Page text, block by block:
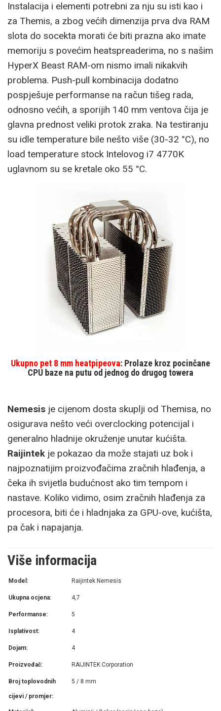
Instalacija i elementi potrebni za nju su isti kao i
za Themis, a zbog većih dimenzija prva dva RAM
slota do socekta morati će biti prazna ako imate
memoriju s povećim heatspreaderima, no s našim
HyperX Beast RAM-om nismo imali nikakvih
problema. Push-pull kombinacija dodatno
pospješuje performanse na račun tišeg rada,
odnosno većih, a sporijih 140 mm ventova čija je
glavna prednost veliki protok zraka. Na testiranju
su idle temperature bile nešto više (30-32 °C), no
load temperature stock Intelovog i7 4770K
uglavnom su se kretale oko 55 °C.
Ukupno pet 8 mm heatpipeova: Prolaze kroz pocinčane
CPU baze na putu od jednog do drugog towera
Nemesis je cijenom dosta skuplji od Themisa, no
osigurava nešto veći overclocking potencijal i
generalno hladnije okruženje unutar kućišta.
Raijintek je pokazao da može stajati uz bok i
najpoznatijim proizvođačima zračnih hlađenja, a
čeka ih svijetla budućnost ako tim tempom i
nastave. Koliko vidimo, osim zračnih hlađenja za
procesora, biti će i hladnjaka za GPU-ove, kućišta,
pa čak i napajanja.
Više informacija
Model: Raijintek Nemesis
Ukupna ocjena: 4,7
Performanse: 5
Isplativost: 4
Dojam: 4
Proizvođač: RAIJINTEK Corporation
Broj toplovodnih
cijevi / promjer:
5 / 8 mm